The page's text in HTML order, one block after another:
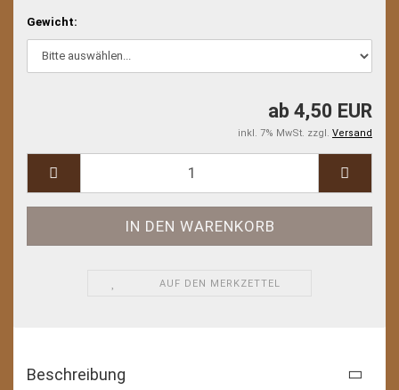
Gewicht:
ab 4,50 EUR
inkl. 7% MwSt. zzgl. Versand
AUF DEN MERKZETTEL
Beschreibung